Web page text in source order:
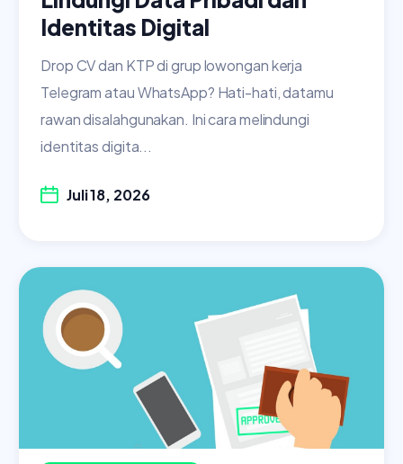
Identitas Digital
Drop CV dan KTP di grup lowongan kerja
Telegram atau WhatsApp? Hati-hati, datamu
rawan disalahgunakan. Ini cara melindungi
identitas digita...
Juli 18, 2026